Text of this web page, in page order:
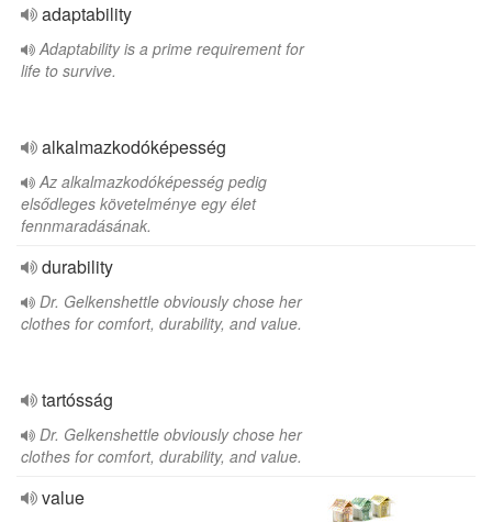
adaptability
Adaptability is a prime requirement for
life to survive.
alkalmazkodóképesség
Az alkalmazkodóképesség pedig
elsődleges követelménye egy élet
fennmaradásának.
durability
Dr. Gelkenshettle obviously chose her
clothes for comfort, durability, and value.
tartósság
Dr. Gelkenshettle obviously chose her
clothes for comfort, durability, and value.
value